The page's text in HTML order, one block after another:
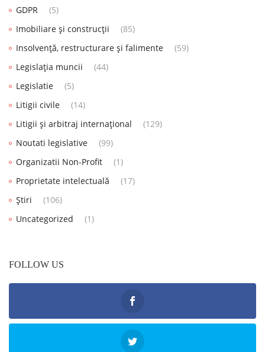
GDPR
(5)
Imobiliare și construcții
(85)
Insolvență, restructurare și falimente
(59)
Legislația muncii
(44)
Legislatie
(5)
Litigii civile
(14)
Litigii și arbitraj internațional
(129)
Noutati legislative
(99)
Organizatii Non-Profit
(1)
Proprietate intelectuală
(17)
Știri
(106)
Uncategorized
(1)
FOLLOW US